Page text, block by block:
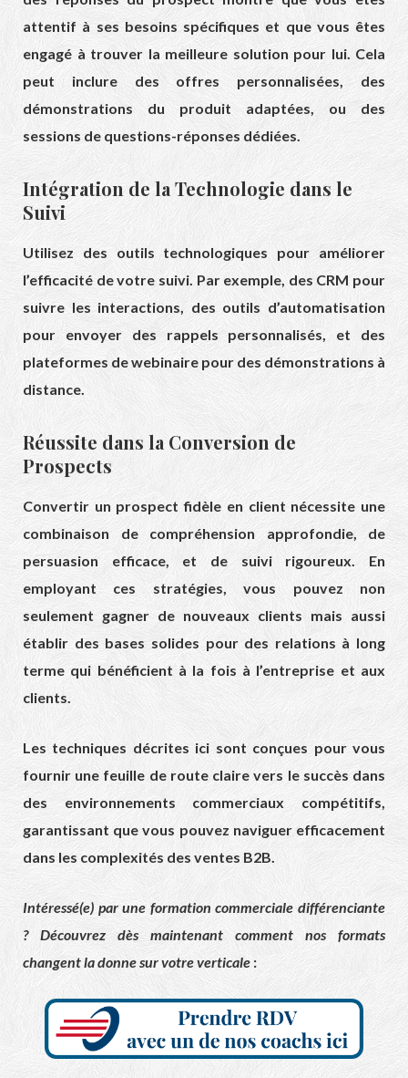
attentif à ses besoins spécifiques et que vous êtes
engagé à trouver la meilleure solution pour lui. Cela
peut inclure des offres personnalisées, des
démonstrations du produit adaptées, ou des
sessions de questions-réponses dédiées.
Intégration de la Technologie dans le
Suivi
Utilisez des outils technologiques pour améliorer
l’efficacité de votre suivi. Par exemple, des CRM pour
suivre les interactions, des outils d’automatisation
pour envoyer des rappels personnalisés, et des
plateformes de webinaire pour des démonstrations à
distance.
Réussite dans la Conversion de
Prospects
Convertir un prospect fidèle en client nécessite une
combinaison de compréhension approfondie, de
persuasion efficace, et de suivi rigoureux. En
employant ces stratégies, vous pouvez non
seulement gagner de nouveaux clients mais aussi
établir des bases solides pour des relations à long
terme qui bénéficient à la fois à l’entreprise et aux
clients.
Les techniques décrites ici sont conçues pour vous
fournir une feuille de route claire vers le succès dans
des environnements commerciaux compétitifs,
garantissant que vous pouvez naviguer efficacement
dans les complexités des ventes B2B.
Intéressé(e) par une formation commerciale différenciante
? Découvrez dès maintenant comment nos formats
changent la donne sur votre verticale :